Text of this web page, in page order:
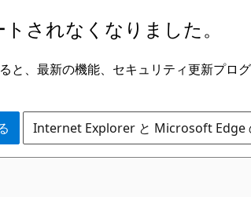
されなくなりました。
、最新の機能、セキュリティ更新プロ
Internet Explorer と Microsoft Edge